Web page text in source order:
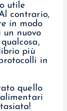
utile
contrario,
in modo
nuovo
più
in
quello